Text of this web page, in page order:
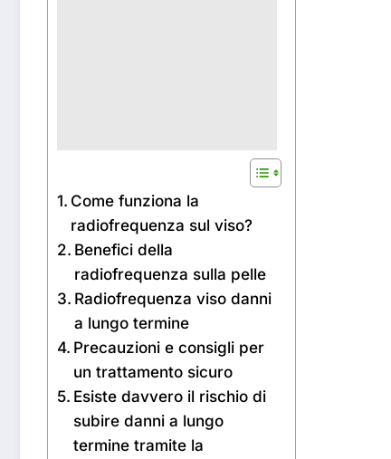
Come funziona la
radiofrequenza sul viso?
Benefici della
radiofrequenza sulla pelle
Radiofrequenza viso danni
a lungo termine
Precauzioni e consigli per
un trattamento sicuro
Esiste davvero il rischio di
subire danni a lungo
termine tramite la